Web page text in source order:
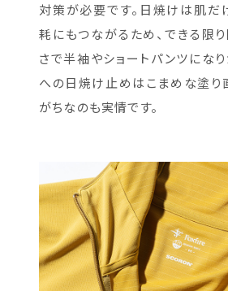
対策が必要です。日焼けは肌だ
耗にもつながるため、できる限
さで半袖やショートパンツにな
への日焼け止めはこまめな塗り
がちなのも実情です。